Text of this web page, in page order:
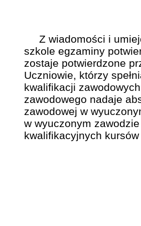
Z wiadomości i
szkole egzaminy
zostaje potwierdzone
Uczniowie, którzy
kwalifikacji
zawodowego nadaje
zawodowej w
w wyuczonym
kwalifikacyjnych